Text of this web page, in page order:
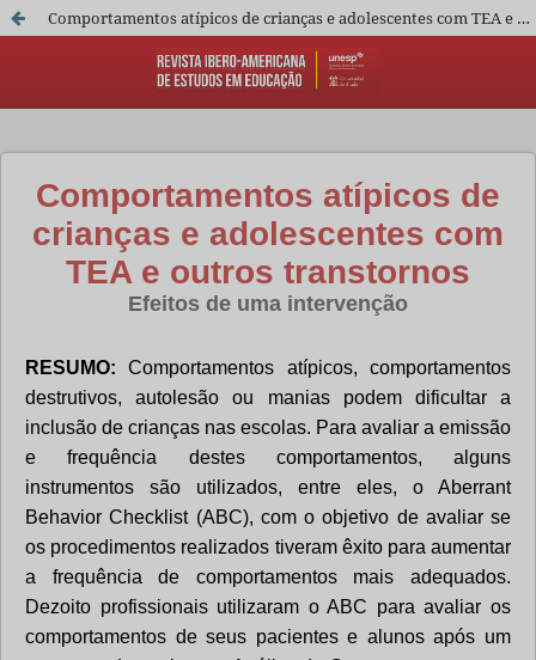
Comportamentos atípicos de crianças e adolescentes com TEA e outros transtornos